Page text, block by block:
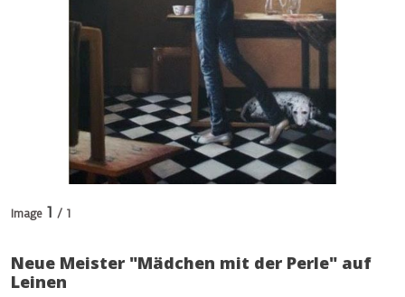
Image 1 / 1
Neue Meister "Mädchen mit der Perle" auf
Leinen